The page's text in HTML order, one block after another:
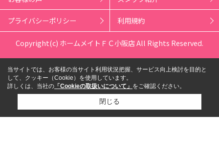
プライバシーポリシー 利用規約
Copyright(c) ホームメイトＦＣ小阪店 All Rights Reserved.
当サイトでは、お客様の当サイト利用状況把握、サービス向上検討を目的と
して、クッキー（Cookie）を使用しています。
詳しくは、当社の 「Cookieの取扱いについて」 をご確認ください。
閉じる